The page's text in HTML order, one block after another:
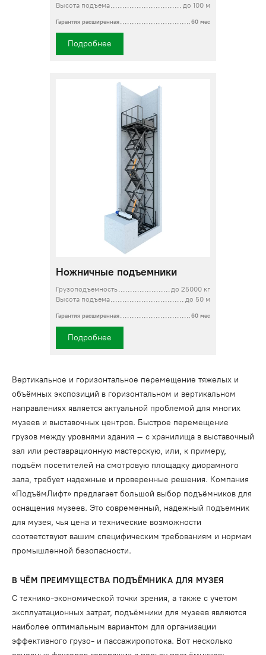
Высота подъема
до 100 м
Гарантия расширенная 60 мес
Подробнее
Ножничные подъемники
Грузоподъемность
до 25000 кг
Высота подъема
до 50 м
Гарантия расширенная 60 мес
Подробнее
Вертикальное и горизонтальное перемещение тяжелых и
объёмных экспозиций в горизонтальном и вертикальном
направлениях является актуальной проблемой для многих
музеев и выставочных центров. Быстрое перемещение
грузов между уровнями здания – с хранилища в выставочный
зал или реставрационную мастерскую, или, к примеру,
подъём посетителей на смотровую площадку диорамного
зала, требует надежные и проверенные решения. Компания
«ПодъёмЛифт» предлагает большой выбор подъёмников для
оснащения музеев. Это современный, надежный подъемник
для музея, чья цена и технические возможности
соответствуют вашим специфическим требованиям и нормам
промышленной безопасности.
В ЧЁМ ПРЕИМУЩЕСТВА ПОДЪЁМНИКА ДЛЯ МУЗЕЯ
С технико-экономической точки зрения, а также с учетом
эксплуатационных затрат, подъёмники для музеев являются
наиболее оптимальным вариантом для организации
эффективного грузо- и пассажиропотока. Вот несколько